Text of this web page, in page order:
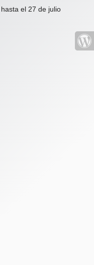
el 27 de julio